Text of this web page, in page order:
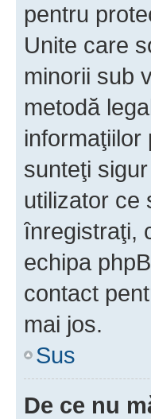
pentru
Unite care
minorii sub
metodă
sunteţi
utilizator ce
înregistraţi,
echipa
contact
mai jos.
Sus
De ce nu